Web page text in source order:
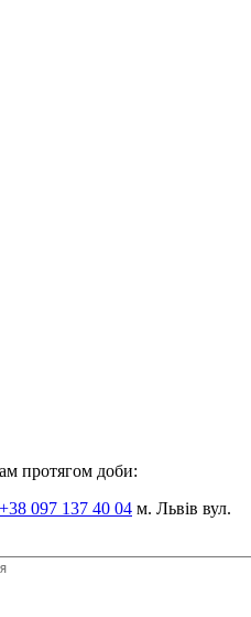
протягом доби:
+38 097 137 40 04 м. Львів вул.